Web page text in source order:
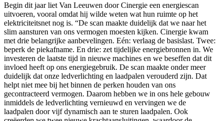
Begin dit jaar liet Van Leeuwen door Cinergie een energiescan
uitvoeren, vooral omdat hij wilde weten wat hun ruimte op het
elektriciteitsnet nog is. “De scan maakte duidelijk dat we naar het
slim aansturen van ons vermogen moesten kijken. Cinergie kwam
met drie belangrijke aanbevelingen. Eén: verlaag de basislast. Twee:
beperk de piekafname. En drie: zet tijdelijke energiebronnen in. We
investeren de laatste tijd in nieuwe machines en we beseffen dat dit
invloed heeft op ons energiegebruik. De scan maakte onder meer
duidelijk dat onze ledverlichting en laadpalen verouderd zijn. Dat
helpt niet mee bij het binnen de perken houden van ons
gecontracteerd vermogen. Daarom hebben we in ons hele gebouw
inmiddels de ledverlichting vernieuwd en vervingen we de
laadpalen door vijf dynamisch aan te sturen laadpalen. Ook